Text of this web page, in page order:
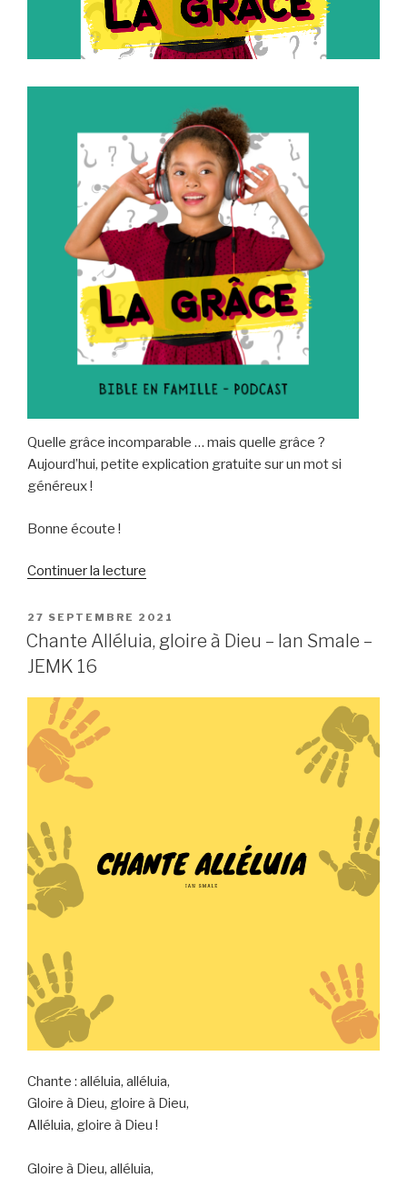
Quelle grâce incomparable … mais quelle grâce ?
Aujourd’hui, petite explication gratuite sur un mot si
généreux !
Bonne écoute !
Continuer la lecture
grâce »
PUBLIÉ
LE
27 SEPTEMBRE 2021
Chante Alléluia, gloire à Dieu – Ian Smale –
JEMK 16
Chante : alléluia, alléluia,
Gloire à Dieu, gloire à Dieu,
Alléluia, gloire à Dieu !
Gloire à Dieu, alléluia,